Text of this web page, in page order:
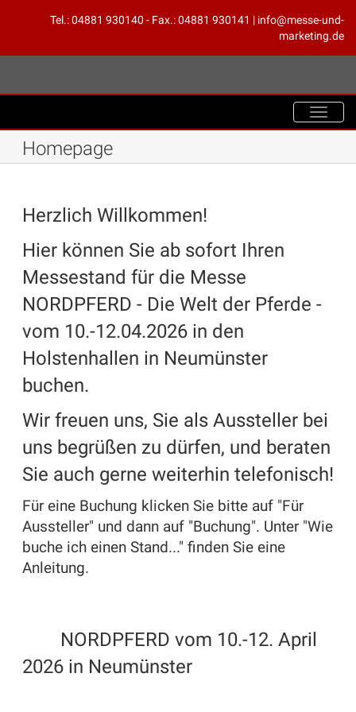
Tel.: 04881 930140 - Fax.: 04881 930141 | info@messe-und-
marketing.de
Toggle
Homepage
Herzlich Willkommen!
Hier können Sie ab sofort Ihren
Messestand für die Messe
NORDPFERD - Die Welt der Pferde -
vom 10.-12.04.2026 in den
Holstenhallen in Neumünster
buchen.
Wir freuen uns, Sie als Aussteller bei
uns begrüßen zu dürfen, und beraten
Sie auch gerne weiterhin telefonisch!
Für eine Buchung klicken Sie bitte auf "Für
Aussteller" und dann auf "Buchung". Unter "Wie
buche ich einen Stand..." finden Sie eine
Anleitung.
NORDPFERD vom 10.-12. April
2026 in Neumünster